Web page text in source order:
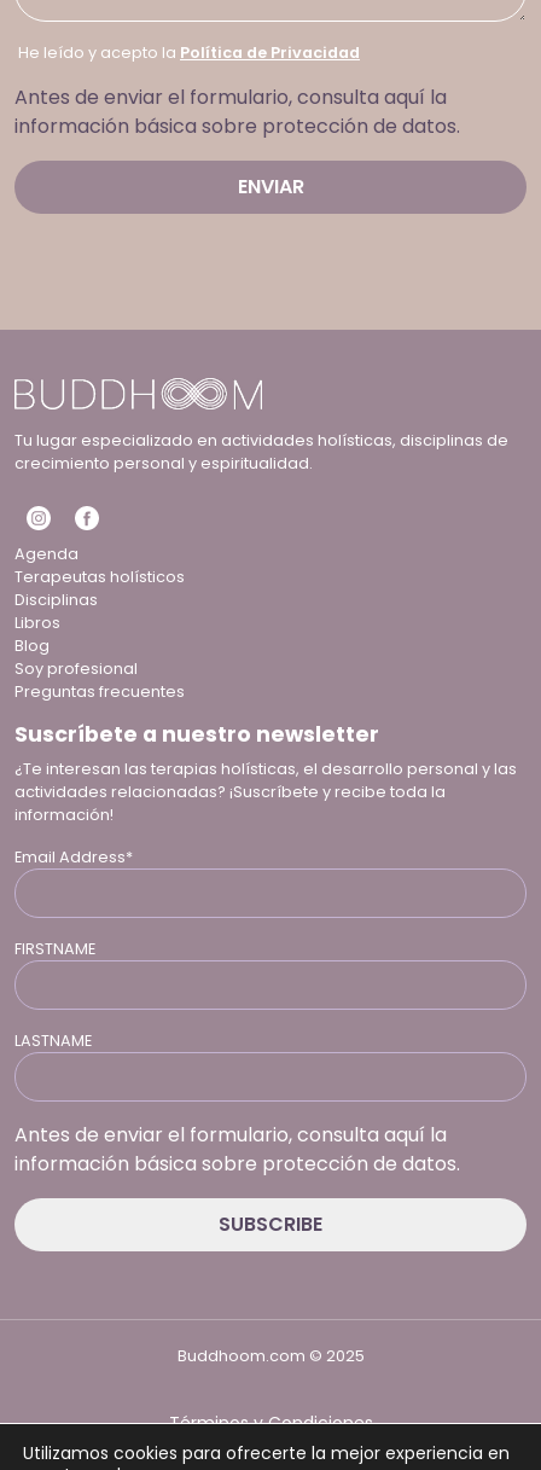
He leído y acepto la Política de Privacidad
Antes de enviar el formulario, consulta aquí la
información básica sobre protección de datos.
Tu lugar especializado en actividades holísticas, disciplinas de
crecimiento personal y espiritualidad.
Agenda
Terapeutas holísticos
Disciplinas
Libros
Blog
Soy profesional
Preguntas frecuentes
Suscríbete a nuestro newsletter
¿Te interesan las terapias holísticas, el desarrollo personal y las
actividades relacionadas? ¡Suscríbete y recibe toda la
información!
Email Address*
FIRSTNAME
LASTNAME
Antes de enviar el formulario, consulta aquí la
información básica sobre protección de datos.
Buddhoom.com © 2025
Términos y Condiciones
Política de Privacidad
Utilizamos cookies para ofrecerte la mejor experiencia en